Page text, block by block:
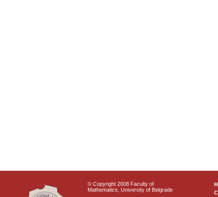
© Copyright 2008 Faculty of
Mathematics, University of Belgrade